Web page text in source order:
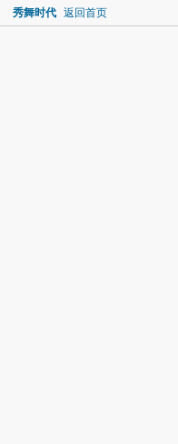
秀舞时代 返回首页